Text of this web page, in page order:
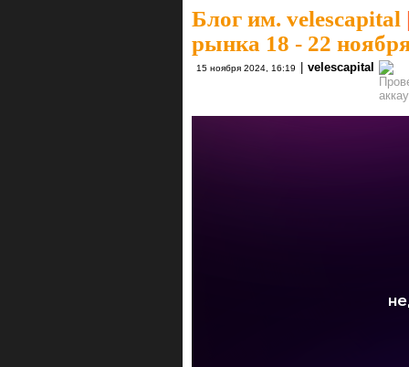
Блог им. velescapital
рынка 18 - 22
15 ноября 2024, 16:19 | velescapital